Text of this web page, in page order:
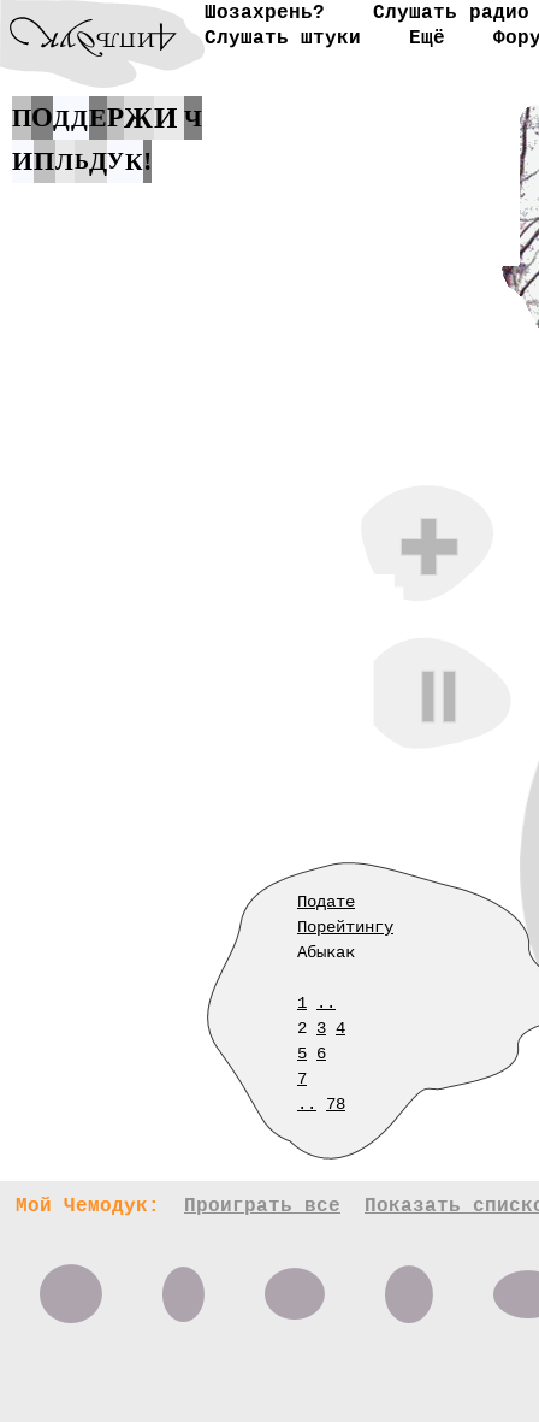
Шозахрень?
Слушать радио
Слушать штуки
Ещё
ПОДДЕРЖИ Ч
ИПЛЬДУК!
Подате
Порейтингу
Абыкак
1
..
2 3 4
5 6
7
..
78
Мой Чемодук: Проиграть все Показать